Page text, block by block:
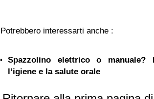
Potrebbero interessarti anche :
Spazzolino elettrico o
l’igiene e la salute orale